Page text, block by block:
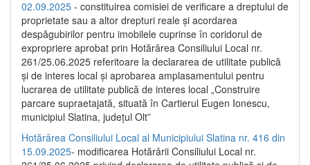
02.09.2025 - constituirea comisiei de verificare a dreptului de
proprietate sau a altor drepturi reale și acordarea
despăgubirilor pentru imobilele cuprinse în coridorul de
expropriere aprobat prin Hotărârea Consiliului Local nr.
261/25.06.2025 referitoare la declararea de utilitate publică
și de interes local și aprobarea amplasamentului pentru
lucrarea de utilitate publică de interes local „Construire
parcare supraetajată, situată în Cartierul Eugen Ionescu,
municipiul Slatina, județul Olt”
Hotărârea Consiliului Local al Municipiului Slatina nr. 416 din
15.09.2025- modificarea Hotărârii Consiliului Local nr.